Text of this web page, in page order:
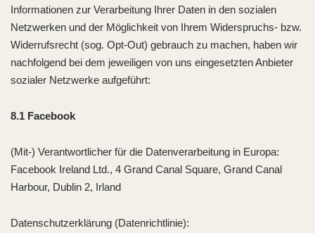
Informationen zur Verarbeitung Ihrer Daten in den sozialen
Netzwerken und der Möglichkeit von Ihrem Widerspruchs- bzw.
Widerrufsrecht (sog. Opt-Out) gebrauch zu machen, haben wir
nachfolgend bei dem jeweiligen von uns eingesetzten Anbieter
sozialer Netzwerke aufgeführt:
8.1 Facebook
(Mit-) Verantwortlicher für die Datenverarbeitung in Europa:
Facebook Ireland Ltd., 4 Grand Canal Square, Grand Canal
Harbour, Dublin 2, Irland
Datenschutzerklärung (Datenrichtlinie):